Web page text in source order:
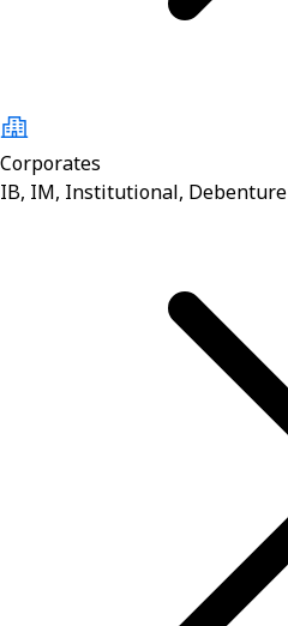
Corporates
IB, IM, Institutional, Debenture